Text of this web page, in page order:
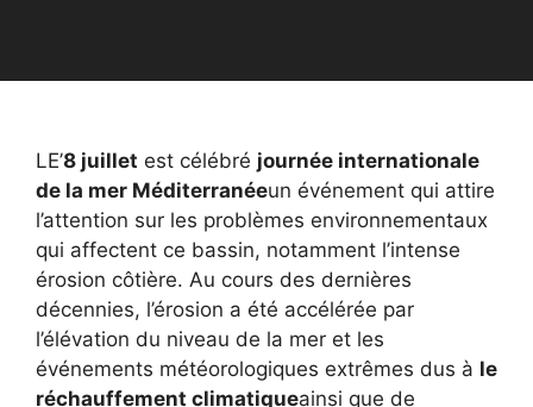
LE’8 juillet est célébré journée internationale
de la mer Méditerranéeun événement qui attire
l’attention sur les problèmes environnementaux
qui affectent ce bassin, notamment l’intense
érosion côtière. Au cours des dernières
décennies, l’érosion a été accélérée par
l’élévation du niveau de la mer et les
événements météorologiques extrêmes dus à le
réchauffement climatiqueainsi que de